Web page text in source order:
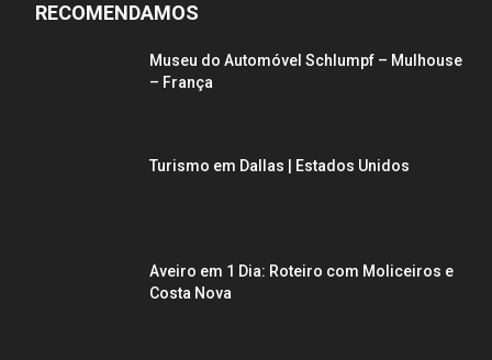
RECOMENDAMOS
Museu do Automóvel Schlumpf – Mulhouse
– França
Turismo em Dallas | Estados Unidos
Aveiro em 1 Dia: Roteiro com Moliceiros e
Costa Nova